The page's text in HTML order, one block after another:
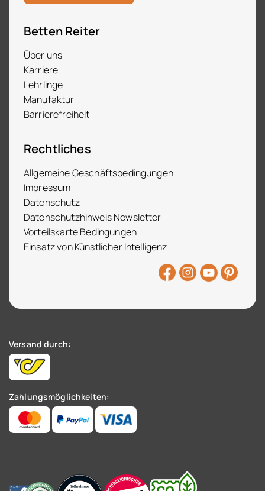
Betten Reiter
Über uns
Karriere
Lehrlinge
Manufaktur
Barrierefreiheit
Rechtliches
Allgemeine Geschäftsbedingungen
Impressum
Datenschutz
Datenschutzhinweis Newsletter
Vorteilskarte Bedingungen
Einsatz von Künstlicher Intelligenz
Versand durch:
Zahlungsmöglichkeiten: